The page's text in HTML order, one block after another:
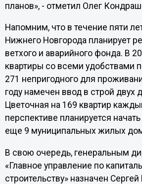
планов», - отметил Олег
Напомним, что в течение пяти
Нижнего Новгорода планирует
ветхого и аварийного фонда. В
квартиры со всеми удобствами
271 непригодного для
году намечен ввод в строй двух
Цветочная на 169 квартир
перспективе планируется
еще 9 муниципальных жилых
В свою очередь, генеральным
«Главное управление по
строительству» назначен